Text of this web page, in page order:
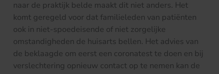
naar de praktijk belde maakt dit niet anders. Het
komt geregeld voor dat familieleden van patiënten
ook in niet-spoedeisende of niet zorgelijke
omstandigheden de huisarts bellen. Het advies van
de beklaagde om eerst een coronatest te doen en bij
verslechtering opnieuw contact op te nemen kan de